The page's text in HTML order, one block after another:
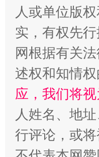
招工难、用工
人或单位版
实，有权先
网根据有关
述权和知情权
应，我们将
人姓名、地
行评论，或